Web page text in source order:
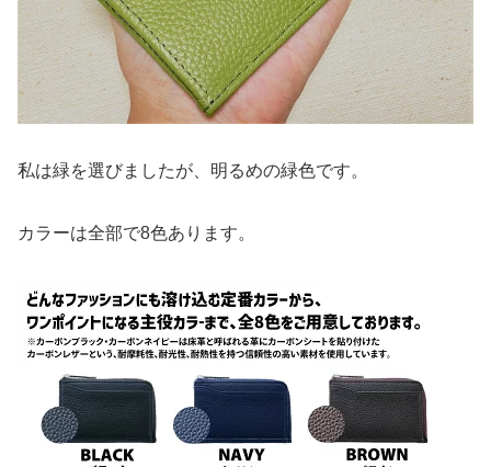
私は緑を選びましたが、明るめの緑色です。
カラーは全部で8色あります。